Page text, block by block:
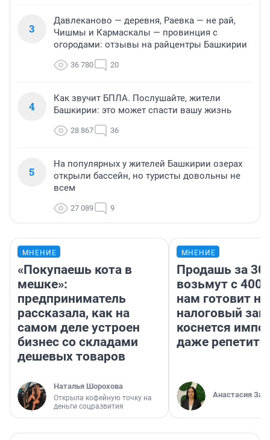
3
Давлеканово — деревня, Раевка — не рай,
Чишмы и Кармаскалы — провинция с
огородами: отзывы на райцентры Башкирии
36 780 20
4
Как звучит БПЛА. Послушайте, жители
Башкирии: это может спасти вашу жизнь
28 867 36
5
На популярных у жителей Башкирии озерах
открыли бассейн, но туристы довольны не
всем
27 089 9
МНЕНИЕ
«Покупаешь кота в
мешке»:
предприниматель
рассказала, как на
самом деле устроен
бизнес со складами
дешевых товаров
Наталья Шорохова
Открыла кофейную точку на
деньги соцразвития
МНЕНИЕ
Продашь за
возьмут с
нам готовит
налоговый
коснется
даже
Анастасия